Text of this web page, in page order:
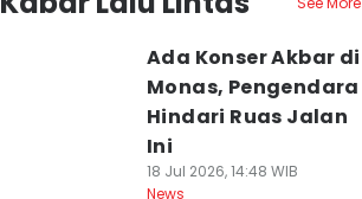
Ada Konser Akbar di
Monas, Pengendara
Hindari Ruas Jalan
Ini
18 Jul 2026, 14:48 WIB
News